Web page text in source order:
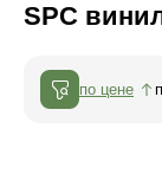
SPC
по цене